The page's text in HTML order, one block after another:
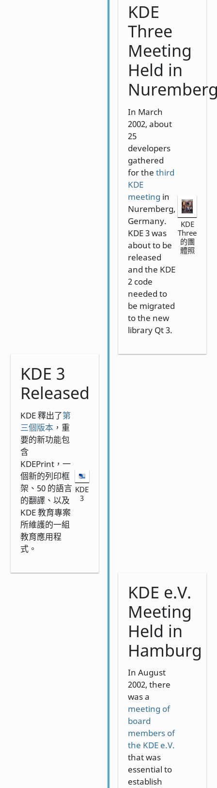
KDE
Three
Meeting
Held in
In March
2002, about
25
developers
gathered
for thethird
KDE
meeting in
Nuremberg,
Germany.
KDE 3 was
about to be
released
and the KDE
2 code
needed to
be migrated
to the new
library Qt 3.
KDE
Three
的團
體照
KDE 3
Released
KDE 釋出了第
三個版本 ，重
要的新功能包
含
KDEPrint，一
個新的列印框
架、50 的語言
的翻譯、以及
KDE 教育專案
所維護的一組
教育應用程
式。
KDE
3
KDE e.V.
Meeting
Held in
Hamburg
In August
2002, there
was a
meeting of
board
members of
the KDE e.V.
that was
essential to
establish